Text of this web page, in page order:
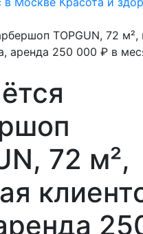
72 м²,